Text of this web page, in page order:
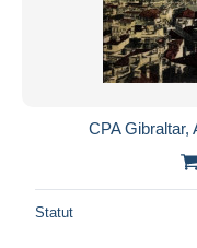
CPA Gibraltar,
Statut